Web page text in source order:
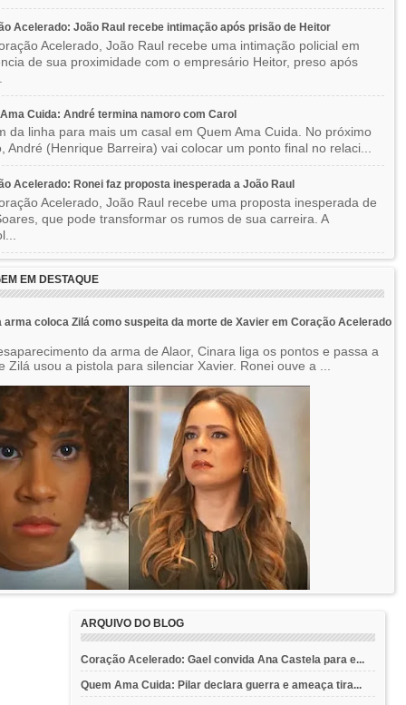
Acelerado: João Raul recebe intimação após prisão de Heitor
Acelerado, João Raul recebe uma intimação policial em
de sua proximidade com o empresário Heitor, preso após
Cuida: André termina namoro com Carol
da linha para mais um casal em Quem Ama Cuida. No próximo
André (Henrique Barreira) vai colocar um ponto final no relaci...
Acelerado: Ronei faz proposta inesperada a João Raul
Acelerado, João Raul recebe uma proposta inesperada de
que pode transformar os rumos de sua carreira. A
EM DESTAQUE
arma coloca Zilá como suspeita da morte de Xavier em Coração Acelerado
da arma de Alaor, Cinara liga os pontos e passa a
Zilá usou a pistola para silenciar Xavier. Ronei ouve a ...
ARQUIVO DO BLOG
Coração Acelerado: Gael convida Ana Castela para e...
Quem Ama Cuida: Pilar declara guerra e ameaça tira...